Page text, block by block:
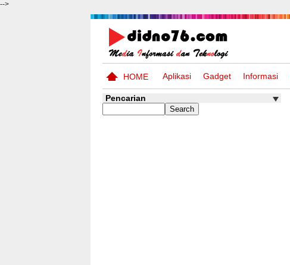
-->
HOME Aplikasi Gadget Informasi
Pencarian